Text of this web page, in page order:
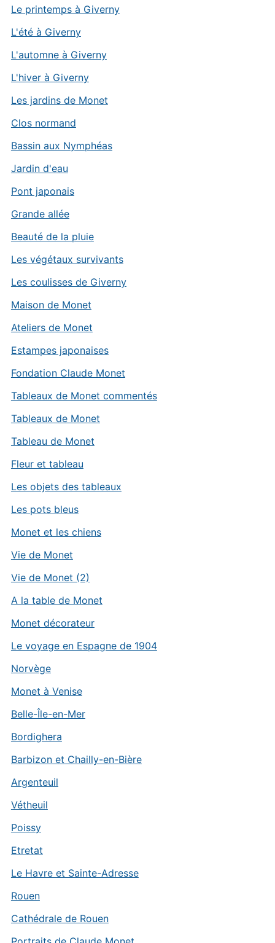
Le printemps à Giverny
L'été à Giverny
L'automne à Giverny
L'hiver à Giverny
Les jardins de Monet
Clos normand
Bassin aux Nymphéas
Jardin d'eau
Pont japonais
Grande allée
Beauté de la pluie
Les végétaux survivants
Les coulisses de Giverny
Maison de Monet
Ateliers de Monet
Estampes japonaises
Fondation Claude Monet
Tableaux de Monet commentés
Tableaux de Monet
Tableau de Monet
Fleur et tableau
Les objets des tableaux
Les pots bleus
Monet et les chiens
Vie de Monet
Vie de Monet (2)
A la table de Monet
Monet décorateur
Le voyage en Espagne de 1904
Norvège
Monet à Venise
Belle-Île-en-Mer
Bordighera
Barbizon et Chailly-en-Bière
Argenteuil
Vétheuil
Poissy
Etretat
Le Havre et Sainte-Adresse
Rouen
Cathédrale de Rouen